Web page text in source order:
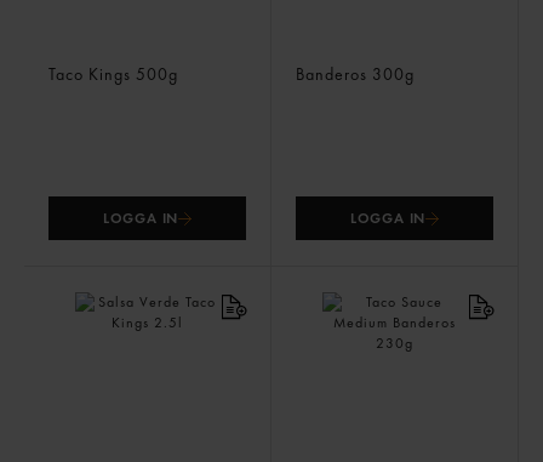
Taco Kings 500g
LOGGA IN
Banderos 300g
LOGGA IN